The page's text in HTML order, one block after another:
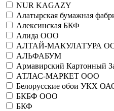
NUR KAGAZY
Алатырская бумажная
Алексинская БКФ
Алида ООО
АЛТАЙ-МАКУЛАТУРА
АЛЬФАБУМ
Армавирский Картонный
АТЛАС-МАРКЕТ ООО
Белорусские обои УКХ
БКБФ ООО
БКФ